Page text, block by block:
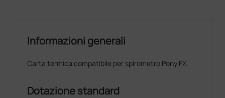
Informazioni generali
Carta termica compatibile per spirometro Pony FX.
Dotazione standard